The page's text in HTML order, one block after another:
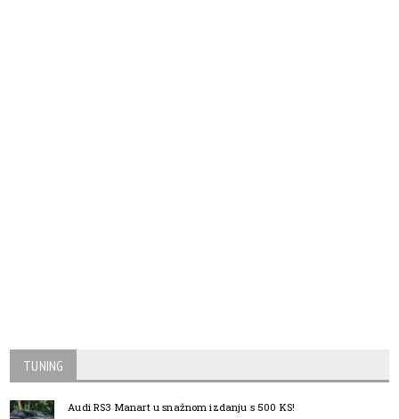
TUNING
Audi RS3 Manart u snažnom izdanju s 500 KS!